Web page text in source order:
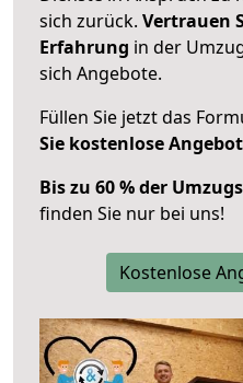
sich zurück. Vertrauen
Erfahrung in der
sich Angebote.
Füllen Sie jetzt das
Sie kostenlose
Bis zu 60 % der
finden Sie nur bei uns!
Kostenlose